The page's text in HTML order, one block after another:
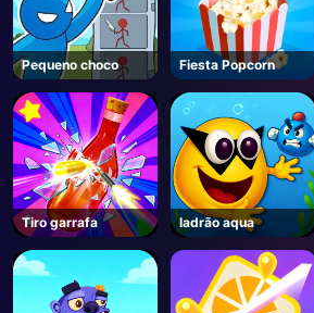
Pequeno choco Fiesta Popcorn
Tiro garrafa ladrão aqua